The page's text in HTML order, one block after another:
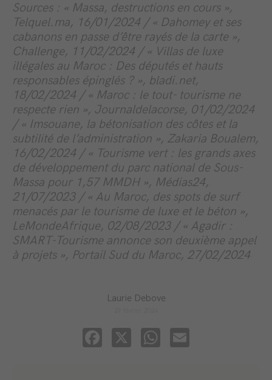
Sources : « Massa, destructions en cours »,
Telquel.ma, 16/01/2024 / « Dahomey et ses
cabanons en passe d’être rayés de la carte »,
Challenge, 11/02/2024 / « Villas de luxe
illégales au Maroc : Des députés et hauts
responsables épinglés ? », bladi.net,
18/02/2024 / « Maroc : le tout- tourisme ne
respecte rien », Journaldelacorse, 01/02/2024
/ « Imsouane, la bétonisation des côtes et la
subtilité de l’administration », Zakaria Boualem,
16/02/2024 / « Tourisme vert : les grands axes
de développement du parc national de Sous-
Massa pour 1,57 MMDH », Médias24,
21/07/2023 / « Au Maroc, des spots de surf
menacés par le tourisme de luxe et le béton »,
LeMondeAfrique, 02/08/2023 / « Agadir :
SMART-Tourisme annonce son deuxième appel
à projets », Portail Sud du Maroc, 27/02/2024
Laurie Debove
Facebook
X WhatsApp